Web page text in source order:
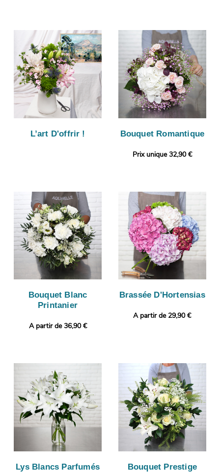
L’art D'offrir ! Bouquet Romantique
Prix unique 32,90 €
Bouquet Blanc
Printanier
A partir de 36,90 €
Brassée D'Hortensias
A partir de 29,90 €
Lys Blancs Parfumés Bouquet Prestige